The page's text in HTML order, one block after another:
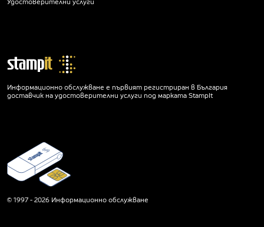
Удостоверителни услуги
Информационно обслужване е първият регистриран в България
доставчик на удостоверителни услуги под марката StampIt
© 1997 - 2026 Информационно обслужване